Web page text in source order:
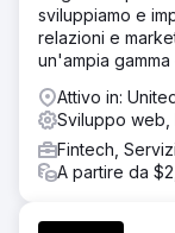
sviluppiamo e
relazioni e
un'ampia
Attivo in:
Sviluppo web,
Fintech,
A partire da